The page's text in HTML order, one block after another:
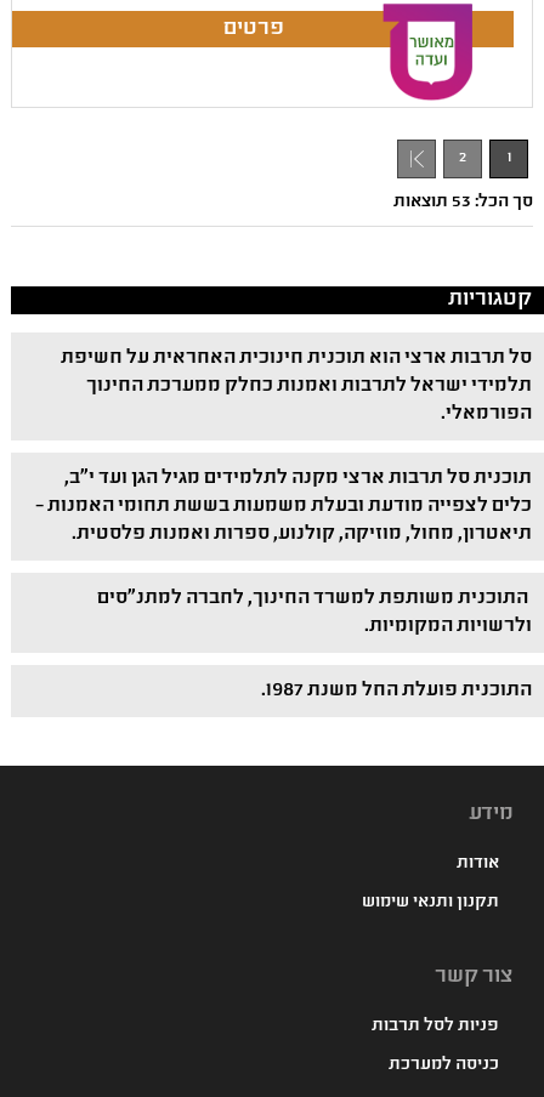
1
2
סך הכל: 53 תוצאות
קטגוריות
סל תרבות ארצי הוא תוכנית חינוכית האחראית על חשיפת
תלמידי ישראל לתרבות ואמנות כחלק ממערכת החינוך
הפורמאלי.
תוכנית סל תרבות ארצי מקנה לתלמידים מגיל הגן ועד י"ב,
כלים לצפייה מודעת ובעלת משמעות בששת תחומי האמנות –
תיאטרון, מחול, מוזיקה, קולנוע, ספרות ואמנות פלסטית.
התוכנית משותפת למשרד החינוך, לחברה למתנ"סים
ולרשויות המקומיות.
התוכנית פועלת החל משנת 1987.
מידע
אודות
תקנון ותנאי שימוש
צור קשר
פניות לסל תרבות
כניסה למערכת